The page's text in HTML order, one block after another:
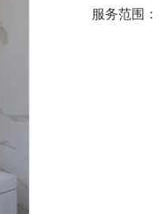
服务范围：